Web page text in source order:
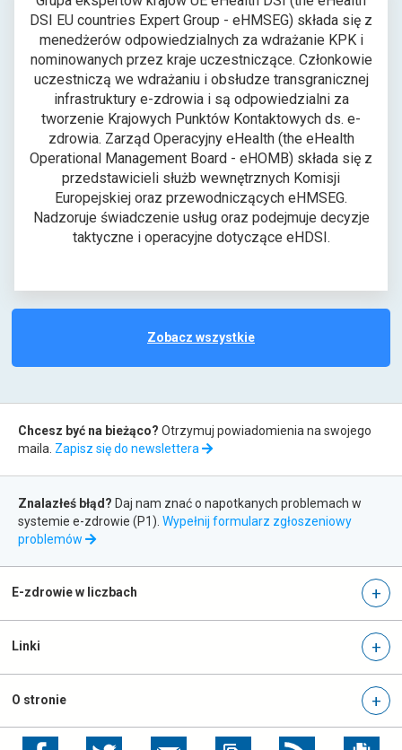
DSI EU countries Expert Group - eHMSEG) składa się z
menedżerów odpowiedzialnych za wdrażanie KPK i
nominowanych przez kraje uczestniczące. Członkowie
uczestniczą we wdrażaniu i obsłudze transgranicznej
infrastruktury e-zdrowia i są odpowiedzialni za
tworzenie Krajowych Punktów Kontaktowych ds. e-
zdrowia. Zarząd Operacyjny eHealth (the eHealth
Operational Management Board - eHOMB) składa się z
przedstawicieli służb wewnętrznych Komisji
Europejskiej oraz przewodniczących eHMSEG.
Nadzoruje świadczenie usług oraz podejmuje decyzje
taktyczne i operacyjne dotyczące eHDSI.
Zobacz wszystkiep
t
y
n
e
p
a
Zapis
do
newslettera
Chcesz być na bieżąco? Otrzymuj powiadomienia na swojego
maila. Zapisz się do newslettera
Zgłaszanie
błędów
Znalazłeś błąd? Daj nam znać o napotkanych problemach w
systemie e-zdrowie (P1). Wypełnij formularz zgłoszeniowy
problemów
otwiera
nowej
E-zdrowie w liczbach
Linki
O stronie
otwiera otwiera